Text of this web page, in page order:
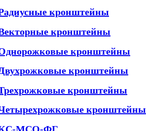
кронштейны
кронштейны
кронштейны
кронштейны
кронштейны
кронштейны